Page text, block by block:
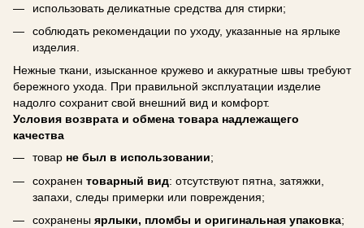
использовать деликатные средства для стирки;
соблюдать рекомендации по уходу, указанные на ярлыке
изделия.
Нежные ткани, изысканное кружево и аккуратные швы требуют
бережного ухода. При правильной эксплуатации изделие
надолго сохранит свой внешний вид и комфорт.
Условия возврата и обмена товара надлежащего
качества
товар не был в использовании;
сохранен товарный вид: отсутствуют пятна, затяжки,
запахи, следы примерки или повреждения;
сохранены ярлыки, пломбы и оригинальная упаковка;